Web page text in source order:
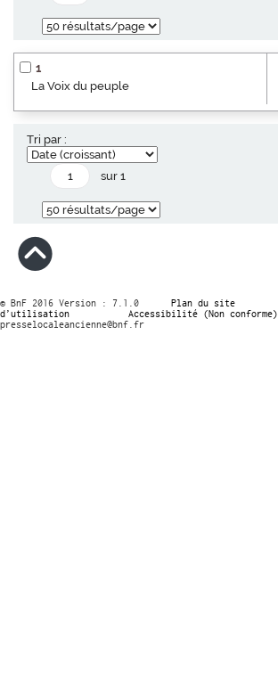
1
La Voix du peuple
Tri par :
sur 1
© BnF 2016 Version : 7.1.0 Plan du site
d’utilisation
Accessibilité (Non conforme)
presselocaleancienne@bnf.fr